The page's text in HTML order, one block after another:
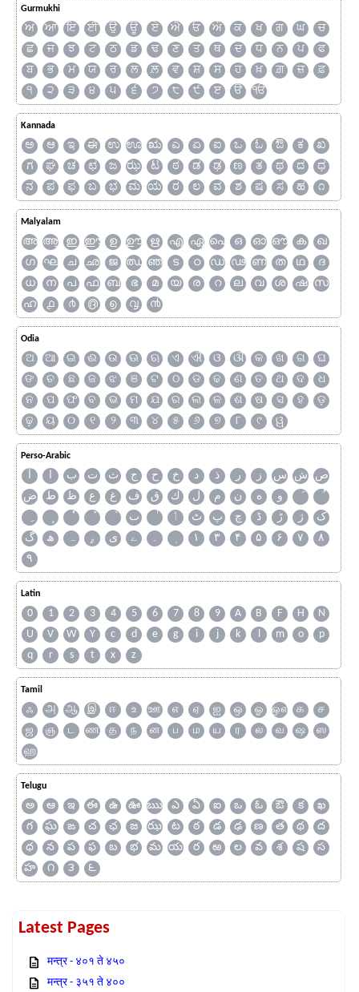
Gurmukhi
ਅ ਆ ਇ ਈ ਉ ਊ ਏ ਐ ਓ ਔ ਕ ਖ ਗ ਘ
ਚ
ਛ
ਜ ਝ ਟ ਠ ਡ ਢ ਣ ਤ ਥ ਦ ਧ ਨ ਪ
ਫ
ਬ
ਭ ਮ ਯ ਰ ਲ ਲ਼ ਵ ਸ਼ ਸ ਹ ਖ਼ ਗ਼ ਜ਼
ਫ਼
੧
੨ ੩ ੪ ੫ ੬ ੭ ੮ ੯ ੲ ੳ ੴ
Kannada
ಅ ಆ ಇ ಈ ಉ ಊ ಋ ಎ ಏ ಐ ಒ ಓ ಔ ಕ
ಖ
ಗ
ಘ ಚ ಛ ಜ ಝ ಟ ಠ ಡ ಢ ಣ ತ ಥ ದ
ಧ
ನ
ಪ ಫ ಬ ಭ ಮ ಯ ರ ಲ ವ ಶ ಷ ಸ ಹ ೧
Malyalam
അ ആ ഇ ഈ ഉ ഊ ഋ എ ഏ ഐ ഒ ഓ ഔ ക
ഖ
ഗ
ഘ ച ഛ ജ ഝ ഞ ട ഠ ഡ ഢ ണ ത ഥ
ദ
ധ
ന പ ഫ ബ ഭ മ യ ര റ ല വ ശ ഷ
സ
ഹ
൧ ൪ ൫ ൭ ൮ ൯
Odia
ଅ ଆ ଇ ଈ ଉ ଊ ଋ ଏ ଐ ଓ ଔ କ ଖ ଗ
ଘ
ଙ
ଚ ଛ ଜ ଝ ଞ ଟ ଠ ଡ ଢ ଣ ତ ଥ ଦ
ଧ
ନ
ପ ଫ ବ ଭ ମ ଯ ର ଲ ଳ ଶ ଷ ସ ହ
ଡ଼
ଢ଼
ୟ ୦ ୧ ୨ ୩ ୪ ୫ ୬ ୭ ୮ ୯ ୱ
Perso-Arabic
آ ا ب ت ث ج ح خ د ذ ر ز س ش ص
ض
ط ظ ع غ ف ق ك ل م ن ه
و
ٮ
ٲ ٹ پ چ ڈ ڑ ژ
ک
گ
ھ ہ ۄ ی ے ۔ ۱ ۳ ۴ ۵ ۶ ۷
۸
۹
Latin
0 1 2 3 4 5 6 7 8 9 A B F H
N
U
V W Y c d e g i j k l m o
p
q
r s t x z
Tamil
ஃ அ ஆ இ ஈ உ ஊ எ ஏ ஐ ஒ ஓ ஔ க
ச
ஜ
ஞ ட ண த ந ன ப ம ய ர ல வ ஷ
ஸ
ஹ
Telugu
అ ఆ ఇ ఈ ఉ ఊ ఋ ఎ ఏ ఐ ఒ ఓ ఔ క
ఖ
గ
ఘ ఙ చ ఛ జ ఝ ట ఠ డ ఢ ణ త థ
ద
ధ
న ప ఫ బ భ మ య ర ఱ ల వ శ ష
స
హ
౧ ౩ ౬
Latest Pages
मन्त्र - ४०१ ते ४५०
मन्त्र - ३५१ ते ४००